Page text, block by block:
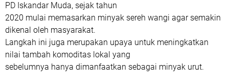
PD Iskandar Muda, sejak tahun
2020 mulai memasarkan minyak sereh wangi agar semakin
dikenal oleh masyarakat.
Langkah ini juga merupakan upaya untuk meningkatkan
nilai tambah komoditas lokal yang
sebelumnya hanya dimanfaatkan sebagai minyak urut.